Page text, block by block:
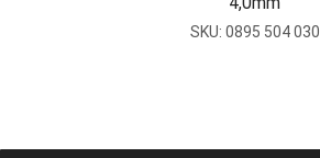
SKU: 0895 504 030